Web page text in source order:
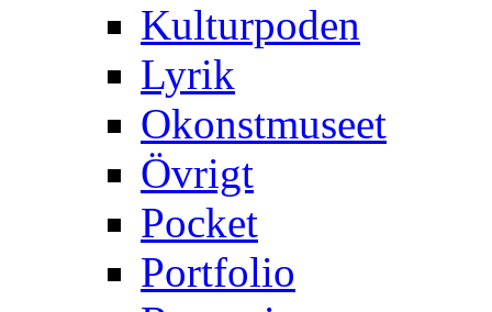
Kulturpoden
Lyrik
Okonstmuseet
Övrigt
Pocket
Portfolio